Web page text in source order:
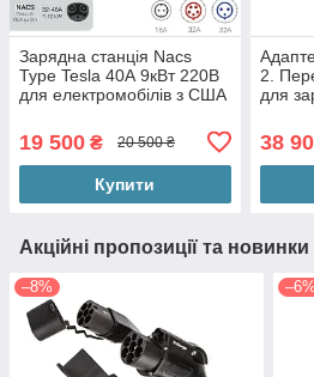
Зарядна станція Nacs
Type Tesla 40А 9кВт 220В
для електромобілів з США
Jaguar Taycan
19 500 ₴ 20 500 ₴
Купити
2.
для
на
38
Акційні пропозиції та новинки
–8% –6%